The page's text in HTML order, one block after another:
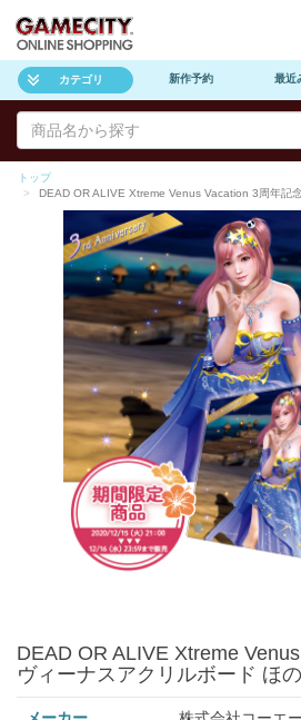
カテゴリ 新作予約 最近
トップ
DEAD OR ALIVE Xtreme Venus Vacation 3周年記
DEAD OR ALIVE Xtreme
ヴィーナスアクリルボード ほ